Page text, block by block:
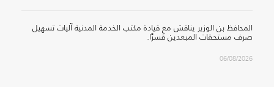
المحافظ بن الوزير يناقش مع قيادة مكتب الخدمة المدنية آليات تسهيل
صرف مستحقات المبعدين قسرًا.
06/08/2026